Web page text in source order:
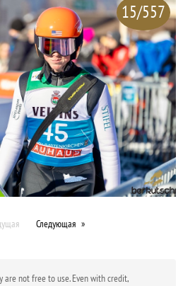
15/557
Следующая
are not free to use. Even with credit,